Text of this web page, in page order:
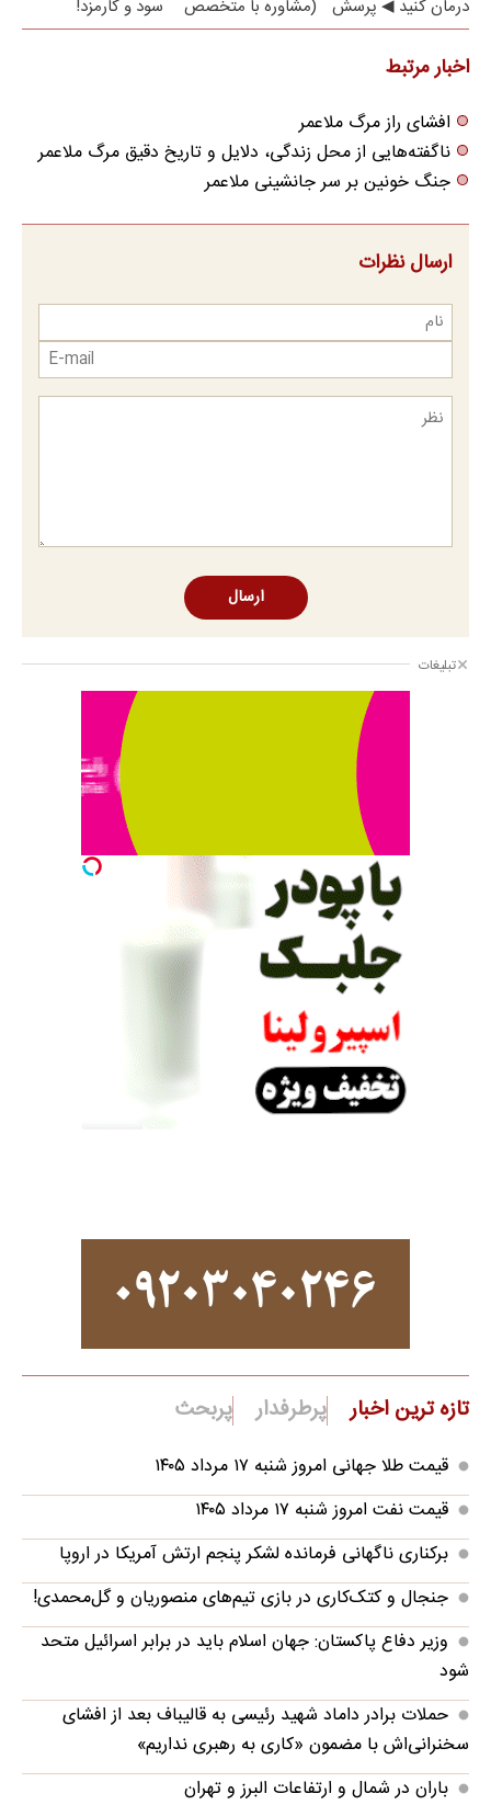
درمان کنید ◀ پرسش
نامه ▶
(مشاوره با متخصص
رایگان شد)
سود و کارمزد!
اخبار مرتبط
افشای راز مرگ ملاعمر
ناگفته‌هایی از محل زندگی، دلایل و تاریخ دقیق مرگ ملاعمر
جنگ خونین بر سر جانشینی ملاعمر
ارسال نظرات
ارسال
تبلیغات
تازه ترین اخبار پرطرفدار پربحث
قیمت طلا جهانی امروز شنبه ۱۷ مرداد ۱۴۰۵
قیمت نفت امروز شنبه ۱۷ مرداد ۱۴۰۵
برکناری ناگهانی فرمانده لشکر پنجم ارتش آمریکا در اروپا
جنجال و کتک‌کاری در بازی تیم‌های منصوریان و گل‌محمدی!
وزیر دفاع پاکستان: جهان اسلام باید در برابر اسرائیل متحد
شود
حملات برادر داماد شهید رئیسی به قالیباف بعد از افشای
سخنرانی‌اش با مضمون «کاری به رهبری نداریم»
باران در شمال و ارتفاعات البرز و تهران